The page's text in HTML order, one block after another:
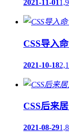
2021-11-01
CSS导入
2021-10-18
CSS后来
2021-08-29